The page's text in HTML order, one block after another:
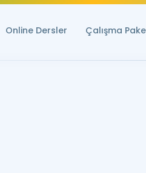
Online Dersler Çalışma